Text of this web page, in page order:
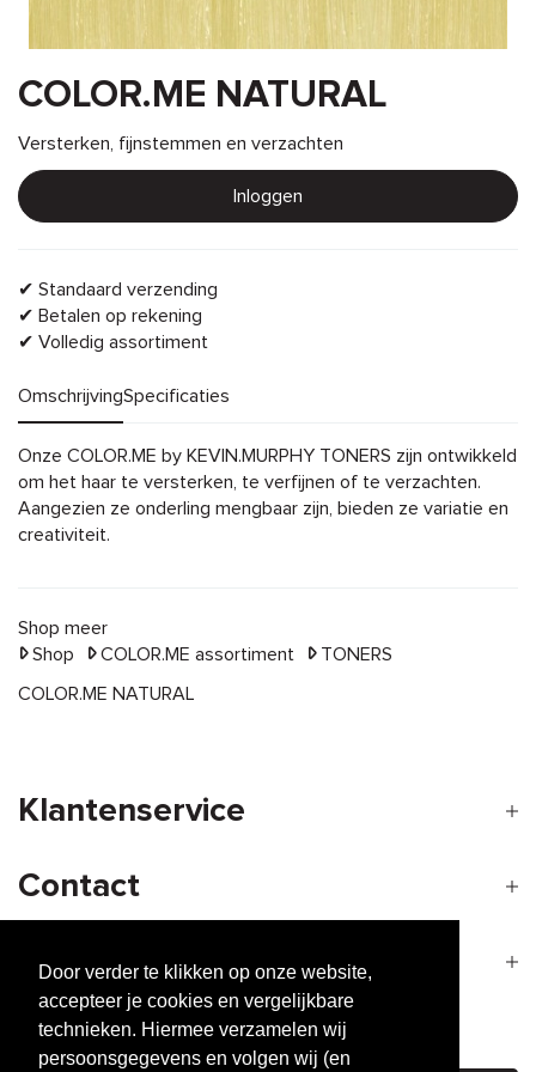
Door verder te klikken op onze website,
accepteer je cookies en vergelijkbare
technieken. Hiermee verzamelen wij
persoonsgegevens en volgen wij (en
COLOR.ME NATURAL
Versterken, fijnstemmen en verzachten
Inloggen
✔ Standaard verzending
✔ Betalen op rekening
✔ Volledig assortiment
OmschrijvingSpecificaties
Omschrijving
Onze COLOR.ME by KEVIN.MURPHY TONERS zijn ontwikkeld
om het haar te versterken, te verfijnen of te verzachten.
Aangezien ze onderling mengbaar zijn, bieden ze variatie en
creativiteit.
Shop meer
Shop
COLOR.ME assortiment TONERS
COLOR.ME NATURAL
Klantenservice
Contact
Openingstijden
Nieuwsbrief